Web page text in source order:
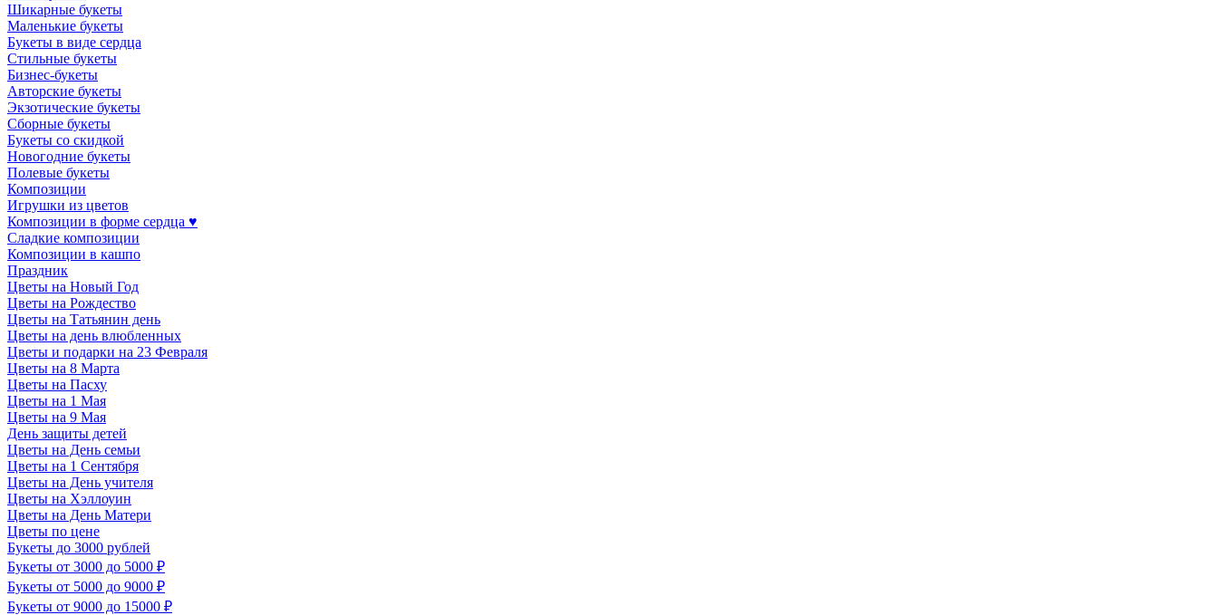
Шикарные букеты
Маленькие букеты
Букеты в виде сердца
Стильные букеты
Бизнес-букеты
Авторские букеты
Экзотические букеты
Сборные букеты
Букеты со скидкой
Новогодние букеты
Полевые букеты
Композиции
Игрушки из цветов
Композиции в форме сердца ♥
Сладкие композиции
Композиции в кашпо
Праздник
Цветы на Новый Год
Цветы на Рождество
Цветы на Татьянин день
Цветы на день влюбленных
Цветы и подарки на 23 Февраля
Цветы на 8 Марта
Цветы на Пасху
Цветы на 1 Мая
Цветы на 9 Мая
День защиты детей
Цветы на День семьи
Цветы на 1 Сентября
Цветы на День учителя
Цветы на Хэллоуин
Цветы на День Матери
Цветы по цене
Букеты до 3000 рублей
Букеты от 3000 до 5000 ₽
Букеты от 5000 до 9000 ₽
Букеты от 9000 до 15000 ₽